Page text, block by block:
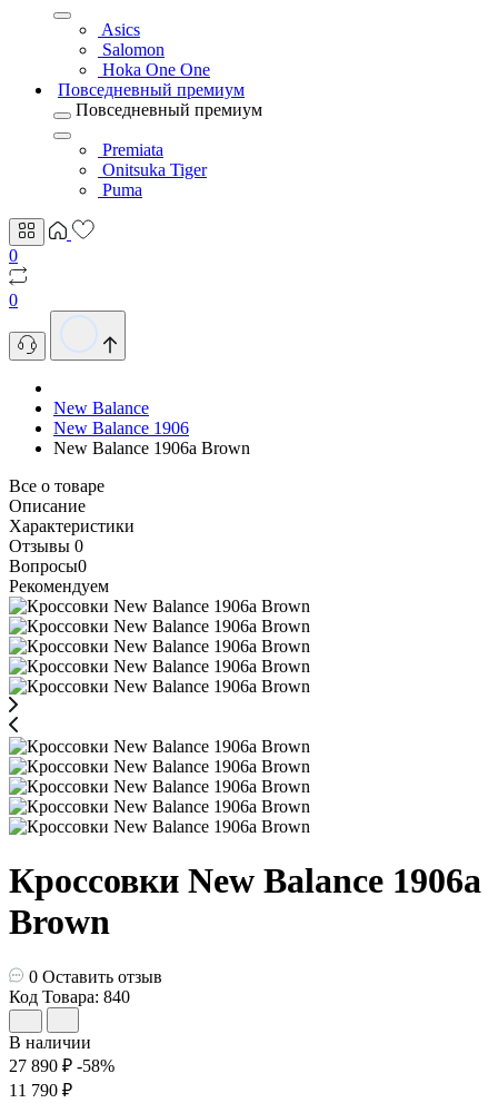
Asics
Salomon
Hoka One One
Повседневный премиум
Повседневный премиум
Premiata
Onitsuka Tiger
Puma
0
0
New Balance
New Balance 1906
New Balance 1906a Brown
Все о товаре
Описание
Характеристики
Отзывы 0
Вопросы0
Рекомендуем
Кроссовки New Balance 1906a
Brown
0 Оставить отзыв
Код Товара: 840
В наличии
27 890 ₽ -58%
11 790 ₽